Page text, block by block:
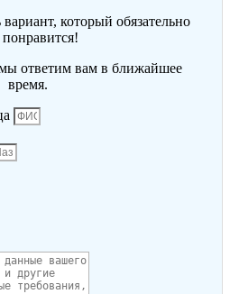
который обязательно
ответим вам в ближайшее
время.